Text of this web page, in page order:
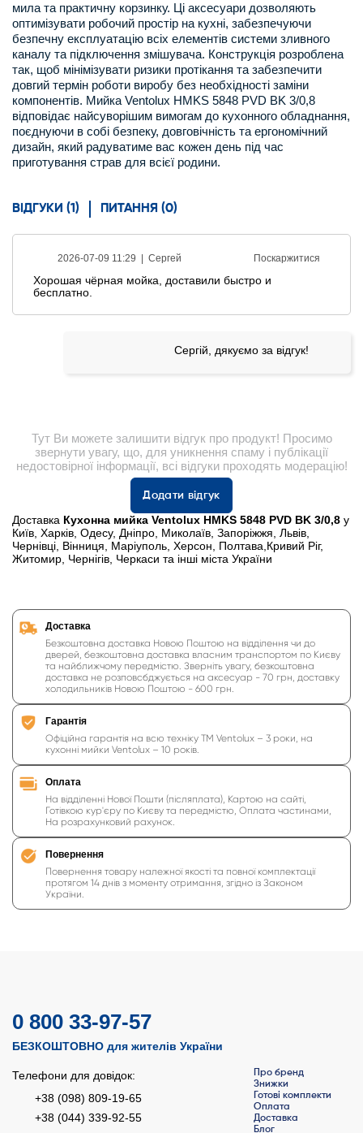
мила та практичну корзинку. Ці аксесуари дозволяють
оптимізувати робочий простір на кухні, забезпечуючи
безпечну експлуатацію всіх елементів системи зливного
каналу та підключення змішувача. Конструкція розроблена
так, щоб мінімізувати ризики протікання та забезпечити
довгий термін роботи виробу без необхідності заміни
компонентів. Мийка Ventolux HMKS 5848 PVD BK 3/0,8
відповідає найсуворішим вимогам до кухонного обладнання,
поєднуючи в собі безпеку, довговічність та ергономічний
дизайн, який радуватиме вас кожен день під час
приготування страв для всієї родини.
ВІДГУКИ (1) ПИТАННЯ (0)
2026-07-09 11:29 | Сергей Поскаржитися
Хорошая чёрная мойка, доставили быстро и
бесплатно.
Сергій, дякуємо за відгук!
Тут Ви можете залишити відгук про продукт! Просимо
звернути увагу, що, для уникнення спаму і публікації
недостовірної інформації, всі відгуки проходять модерацію!
Додати відгук
Доставка Кухонна мийка Ventolux HMKS 5848 PVD BK 3/0,8 у
Київ, Харків, Одесу, Дніпро, Миколаїв, Запоріжжя, Львів,
Чернівці, Вінниця, Маріуполь, Херсон, Полтава,Кривий Ріг,
Житомир, Чернігів, Черкаси та інші міста України
Доставка
Безкоштовна доставка Новою Поштою на відділення чи до
дверей, безкоштовна доставка власним транспортом по Києву
та найближчому передмістю. Зверніть увагу, безкоштовна
доставка не розповсбджується на аксесуар - 70 грн, доставку
холодильників Новою Поштою - 600 грн.
Гарантія
Офіційна гарантія на всю техніку ТМ Ventolux – 3 роки, на
кухонні мийки Ventolux – 10 років.
Оплата
На відділенні Нової Пошти (післяплата), Картою на сайті,
Готівкою кур'єру по Києву та передмістю, Оплата частинами,
На розрахунковий рахунок.
Повернення
Повернення товару належної якості та повної комплектації
протягом 14 днів з моменту отримання, згідно із Законом
України.
0 800 33-97-57
БЕЗКОШТОВНО для жителів України
Телефони для довідок:
+38 (098) 809-19-65
+38 (044) 339-92-55
Про бренд
Знижки
Готові комплекти
Оплата
Доставка
Блог